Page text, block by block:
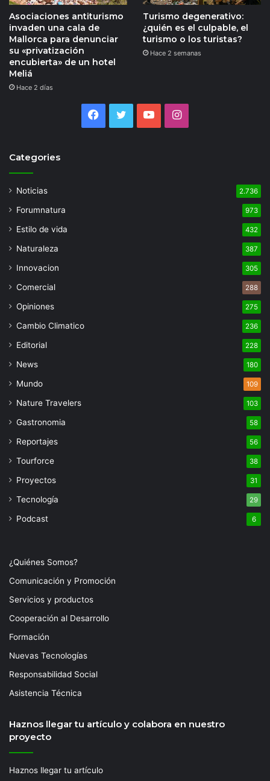
Asociaciones antiturismo
invaden una cala de
Mallorca para denunciar
su «privatización
encubierta» de un hotel
Meliá
Hace 2 días
Turismo degenerativo:
¿quién es el culpable, el
turismo o los turistas?
Hace 2 semanas
Facebook
TwitterYouTubeInstagram
Categories
Noticias 2.736
Forumnatura 973
Estilo de vida 432
Naturaleza 387
Innovacion 305
Comercial 288
Opiniones 275
Cambio Climatico 236
Editorial 228
News 180
Mundo 109
Nature Travelers 103
Gastronomia 58
Reportajes 56
Tourforce 38
Proyectos 31
Tecnología 29
Podcast 6
¿Quiénes Somos?
Comunicación y Promoción
Servicios y productos
Cooperación al Desarrollo
Formación
Nuevas Tecnologías
Responsabilidad Social
Asistencia Técnica
Haznos llegar tu artículo y colabora en nuestro
proyecto
Haznos llegar tu artículo